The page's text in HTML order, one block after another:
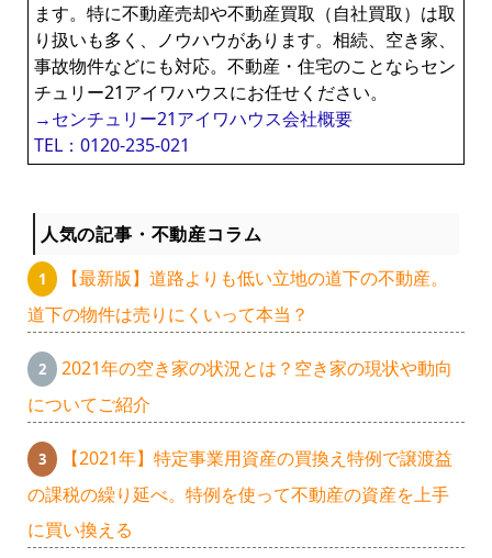
ます。特に不動産売却や不動産買取（自社買取）は取
り扱いも多く、ノウハウがあります。相続、空き家、
事故物件などにも対応。不動産・住宅のことならセン
チュリー21アイワハウスにお任せください。
→センチュリー21アイワハウス会社概要
TEL：0120-235-021
人気の記事・不動産コラム
【最新版】道路よりも低い立地の道下の不動産。
道下の物件は売りにくいって本当？
2021年の空き家の状況とは？空き家の現状や動向
についてご紹介
【2021年】特定事業用資産の買換え特例で譲渡益
の課税の繰り延べ。特例を使って不動産の資産を上手
に買い換える